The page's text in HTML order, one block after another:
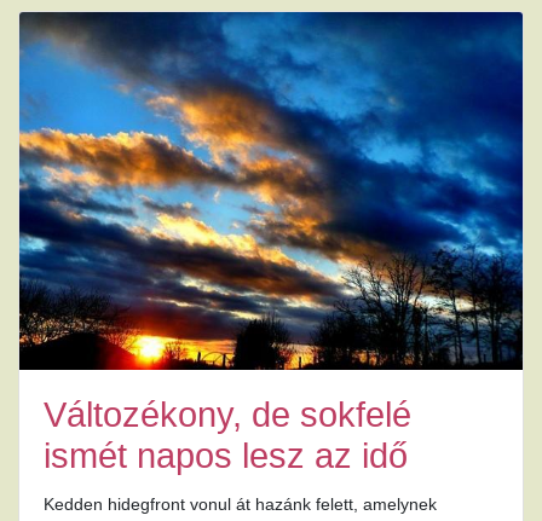
Változékony, de sokfelé
ismét napos lesz az idő
Kedden hidegfront vonul át hazánk felett, amelynek